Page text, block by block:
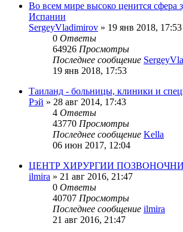
Во всем мире высоко ценится сфера
Испании
SergeyVladimirov » 19 янв 2018, 17:53
0 Ответы
64926 Просмотры
Последнее сообщение
19 янв 2018, 17:53
Таиланд - больницы, клиники и
Рэй » 28 авг 2014, 17:43
4 Ответы
43770 Просмотры
Последнее сообщение Kella
06 июн 2017, 12:04
ЦЕНТР ХИРУРГИИ
ilmira » 21 авг 2016, 21:47
0 Ответы
40707 Просмотры
Последнее сообщение ilmira
21 авг 2016, 21:47